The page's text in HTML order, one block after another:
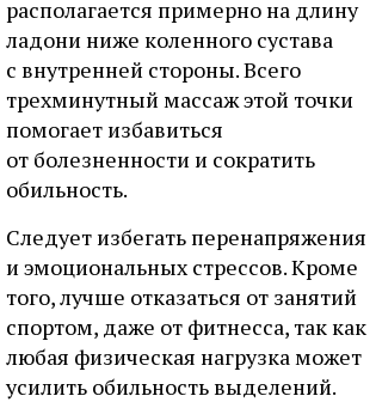
располагается примерно на длину
ладони ниже коленного сустава
с внутренней стороны. Всего
трехминутный массаж этой точки
помогает избавиться
от болезненности и сократить
обильность.
Следует избегать перенапряжения
и эмоциональных стрессов. Кроме
того, лучше отказаться от занятий
спортом, даже от фитнесcа, так как
любая физическая нагрузка может
усилить обильность выделений.